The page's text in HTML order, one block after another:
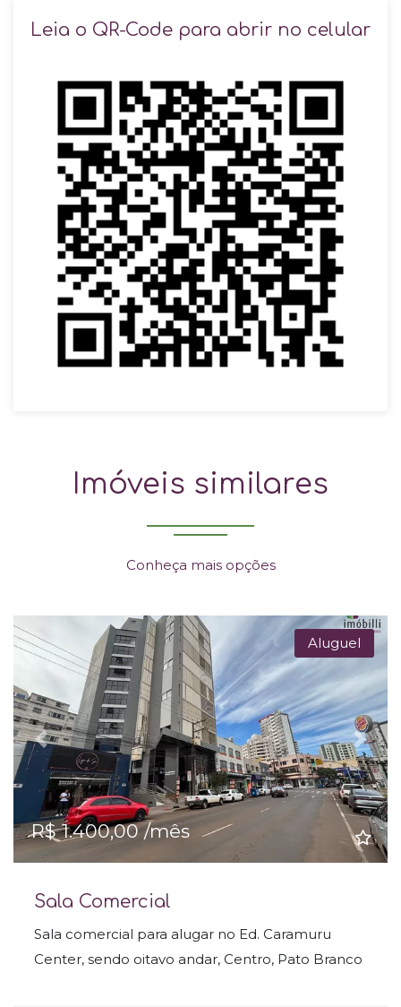
Leia o QR-Code para abrir no celular
Imóveis similares
Conheça mais opções
Previous Next
Aluguel
R$ 1.400,00 /mês
Sala Comercial
Sala comercial para alugar no Ed. Caramuru
Center, sendo oitavo andar, Centro, Pato Branco